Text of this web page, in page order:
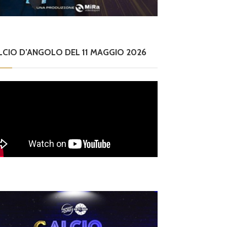
D’ANGOLO DEL 11 MAGGIO 2026